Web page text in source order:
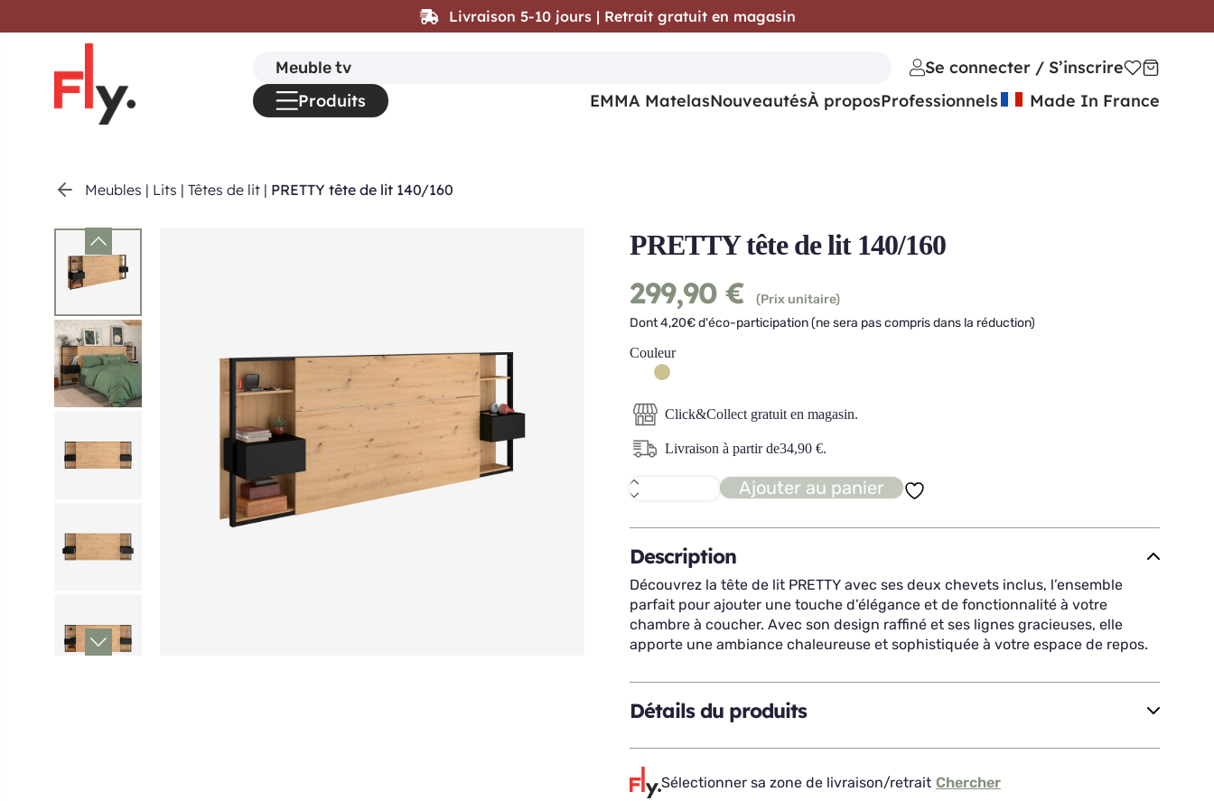
Meubles | Lits | Têtes de lit | PRETTY tête de lit 140/160
PRETTY tête de lit 140/160
299,90 €
(Prix unitaire)
Dont 4,20€ d'éco-participation (ne sera pas compris dans la réduction)
Couleur
Click&Collect gratuit en magasin.
Livraison à partir de34,90 €.
quantité
de
tête
de
lit
140/160
Ajouter au panier
Description
Découvrez la tête de lit PRETTY avec ses deux chevets inclus, l’ensemble
parfait pour ajouter une touche d’élégance et de fonctionnalité à votre
chambre à coucher. Avec son design raffiné et ses lignes gracieuses, elle
apporte une ambiance chaleureuse et sophistiquée à votre espace de repos.
Détails du produits
Sélectionner sa zone de livraison/retrait Chercher
Livraison 5-10 jours | Retrait gratuit en magasin
Search
for:
Se connecter / S’inscrire
Produits
EMMA MatelasNouveautésÀ proposProfessionnels Made In France